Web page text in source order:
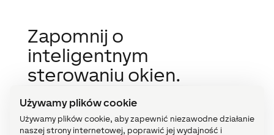
Używamy plików cookie
Używamy plików cookie, aby zapewnić niezawodne działanie
naszej strony internetowej, poprawić jej wydajność i
Zapomnij o
inteligentnym
sterowaniu okien.
Pozwól im działać
samodzielnie.